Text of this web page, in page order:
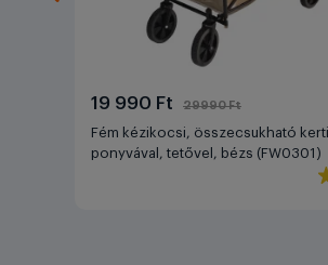
19 990 Ft 29990 Ft
Fém kézikocsi, összecsukható
ponyvával, tetővel, bézs (FW0301)